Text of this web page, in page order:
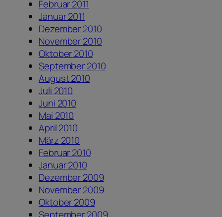
Februar 2011
Januar 2011
Dezember 2010
November 2010
Oktober 2010
September 2010
August 2010
Juli 2010
Juni 2010
Mai 2010
April 2010
März 2010
Februar 2010
Januar 2010
Dezember 2009
November 2009
Oktober 2009